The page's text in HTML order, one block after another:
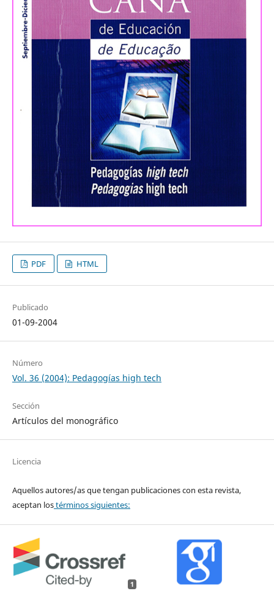
PDF HTML
Publicado
01-09-2004
Número
Vol. 36 (2004): Pedagogías high tech
Sección
Artículos del monográfico
Licencia
Aquellos autores/as que tengan publicaciones con esta revista,
aceptan lostérminos siguientes:
1